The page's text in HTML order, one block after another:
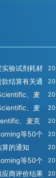
验试剂耗材
02
结算有关通
03
、麦
验试剂耗材
补充公示
09
、麦
验试剂耗材
25
、麦克
试剂耗材年
18
等50个
全线产品采
25
的通知
17
等50个
年度采购项
14
商评价结果